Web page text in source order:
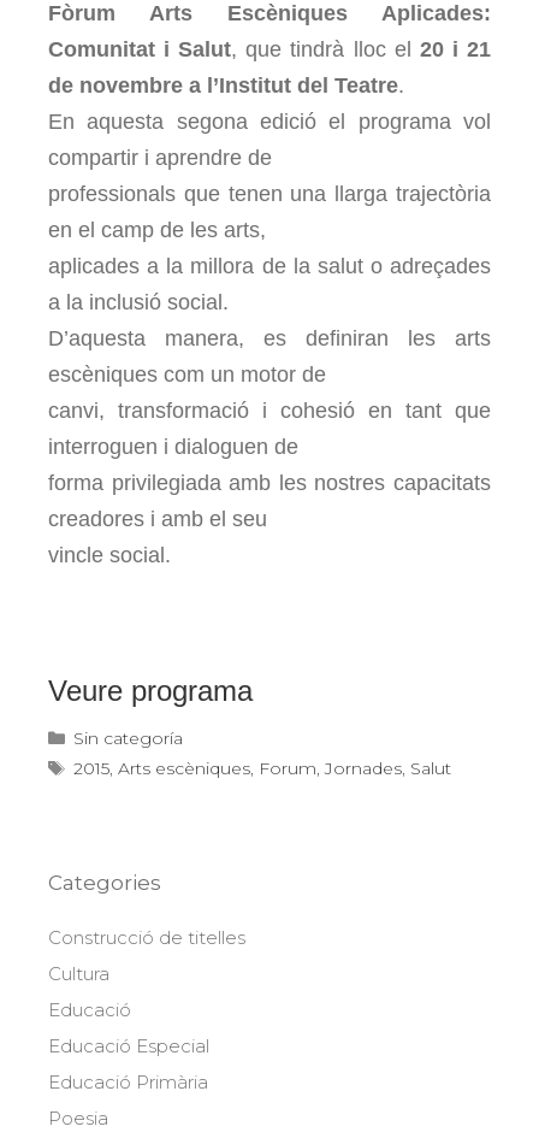
Fòrum Arts Escèniques Aplicades:
Comunitat i Salut, que tindrà lloc el 20 i 21
de novembre a l’Institut del Teatre.
En aquesta segona edició el programa vol
compartir i aprendre de
professionals que tenen una llarga trajectòria
en el camp de les arts,
aplicades a la millora de la salut o adreçades
a la inclusió social.
D’aquesta manera, es definiran les arts
escèniques com un motor de
canvi, transformació i cohesió en tant que
interroguen i dialoguen de
forma privilegiada amb les nostres capacitats
creadores i amb el seu
vincle social.
Veure programa
Categories
Sin categoría
Etiquetes
2015,Arts escèniques, Forum,Jornades, Salut
Categories
Construcció de titelles
Cultura
Educació
Educació Especial
Educació Primària
Poesia